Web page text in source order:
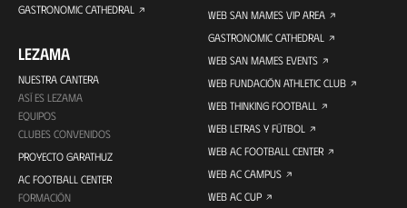
GASTRONOMIC CATHEDRAL
LEZAMA
NUESTRA CANTERA
ASÍ ES LEZAMA
EQUIPOS
CLUBES CONVENIDOS
PROYECTO GARATHUZ
AC FOOTBALL CENTER
FORMACIÓN
WEB SAN MAMES VIP AREA
GASTRONOMIC CATHEDRAL
WEB SAN MAMES EVENTS
WEB FUNDACIÓN ATHLETIC CLUB
WEB THINKING FOOTBALL
WEB LETRAS Y FÚTBOL
WEB AC FOOTBALL CENTER
WEB AC CAMPUS
WEB AC CUP